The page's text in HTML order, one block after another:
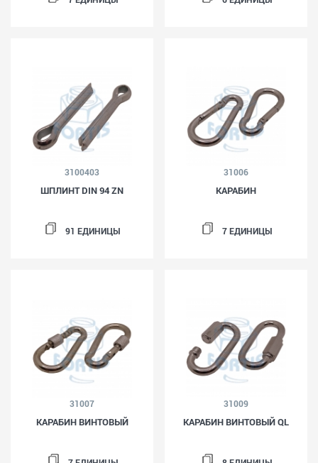
3100403
ШПЛИНТ DIN 94 ZN
91 ЕДИНИЦЫ
31006
КАРАБИН
7 ЕДИНИЦЫ
31007
КАРАБИН ВИНТОВЫЙ
31009
КАРАБИН ВИНТОВЫЙ QL